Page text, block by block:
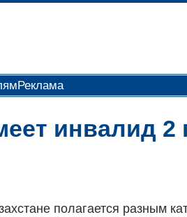
Реклама
инвалид 2
полагается разным